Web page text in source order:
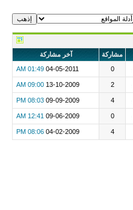
مشاركة
آخر مشاركة
0
04-05-2011
01:49 AM
2
13-10-2009
09:00 AM
4
09-09-2009
08:03 PM
0
09-06-2009
12:41 AM
4
04-02-2009
08:06 PM